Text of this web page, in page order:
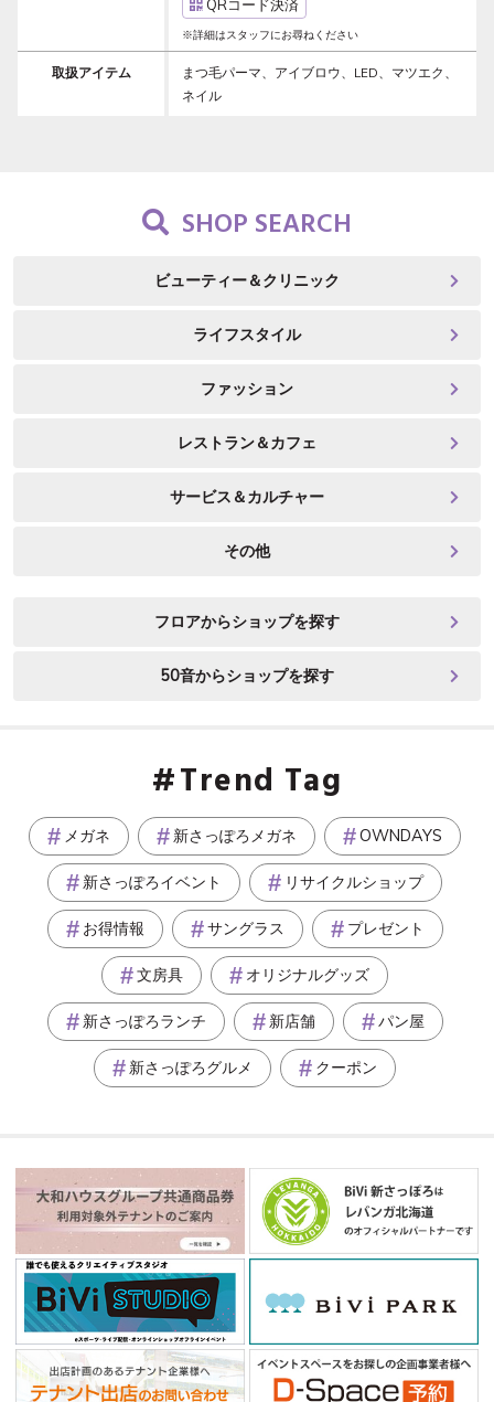
QRコード決済
※詳細はスタッフにお尋ねください
取扱アイテム
まつ毛パーマ、アイブロウ、LED、マツエク、
ネイル
SHOP SEARCH
ビューティー＆クリニック
ライフスタイル
ファッション
レストラン＆カフェ
サービス＆カルチャー
その他
フロアからショップを探す
50音からショップを探す
Trend Tag
メガネ 新さっぽろメガネ OWNDAYS
新さっぽろイベント リサイクルショップ
お得情報 サングラス プレゼント
文房具 オリジナルグッズ
新さっぽろランチ 新店舗 パン屋
新さっぽろグルメ クーポン